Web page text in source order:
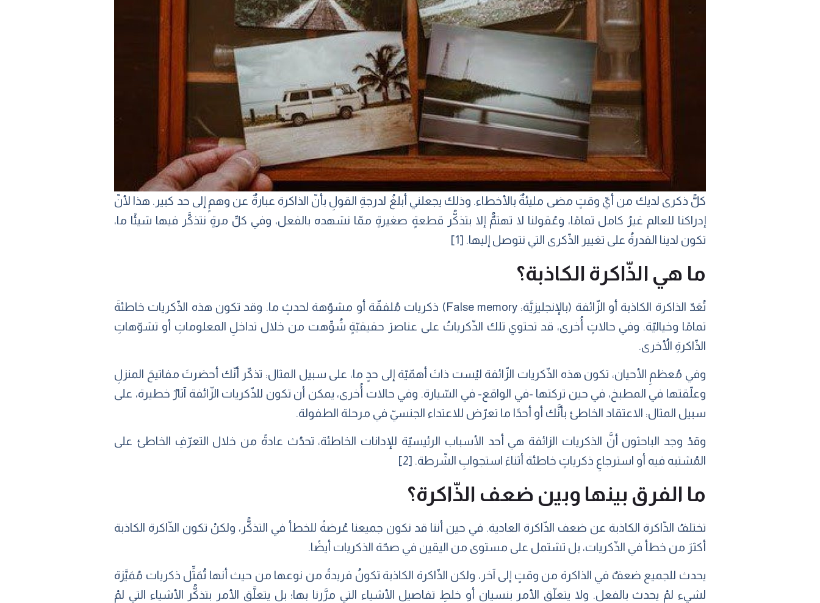
كلُّ ذكرى لديك من أيّ وقتٍ مضى مليئةٌ بالأخطاء. وذلك يجعلني أبلغُ لدرجةِ القولِ بأنّ الذاكرة عبارةٌ عن وهمٍ إلى حد كبير. هذا لأنّ
إدراكنا للعالم غيرُ كامل تمامًا، وعُقولنا لا تهتمُّ إلا بتذكُّر قطعةٍ صغيرةٍ ممّا نشهده بالفعل، وفي كلِّ مرةٍ نتذكَّر فيها شيئًا ما،
تكون لدينا القدرةُ على تغيير الذّكرى التي نتوصل إليها. [1]
ما هي الذّاكرة الكاذبة؟
تُعَدّ الذاكرة الكاذبة أو الزّائفة (بالإنجليزيَّة: False memory) ذكريات مُلفقّة أو مشوّهة لحدثٍ ما. وقد تكون هذه الذّكريات خاطئةَ
تمامًا وخياليّة. وفي حالاتٍ أُخرى، قد تحتوي تلك الذّكرياتُ على عناصرَ حقيقيّةٍ شُوِّهت من خلال تداخلِ المعلوماتِ أو تشوّهاتِ
الذّاكرةِ الأُخرى.
وفي مُعظمِ الأحيان، تكون هذه الذّكريات الزّائفة ليْست ذاتَ أهمّيّة إلى حدٍ ما، على سبيل المثال: تذكّر أنّك أحضرتَ مفاتيحَ المنزلِ
وعلّقتها في المطبخ، في حين تركتها -في الواقع- في السّيارة. وفي حالات أُخرى، يمكن أن تكون للذّكريات الزّائفة آثارٌ خطيرة، على
سبيل المثال: الاعتقاد الخاطئ بأنَّك أو أحدًا ما تعرّض للاعتداء الجنسيّ في مرحلة الطفولة.
وقدْ وجد الباحثون أنَّ الذكريات الزائفة هي أحد الأسباب الرئيسيّة للإدانات الخاطئة، تحدُث عادةً من خلال التعرّفِ الخاطئ على
المُشتبه فيه أو استرجاعِ ذكرياتٍ خاطئة أثناءَ استجوابِ الشّرطة. [2]
ما الفرق بينها وبين ضعف الذّاكرة؟
تختلفُ الذّاكرة الكاذبة عن ضعف الذّاكرة العادية. في حين أننا قد نكون جميعنا عُرضةً للخطأ في التذكُّر، ولكنْ تكون الذّاكرة الكاذبة
أكثرَ من خطأ في الذّكريات، بل تشتمل على مستوى من اليقين في صحّة الذكريات أيضًا.
يحدث للجميع ضعفٌ في الذاكرة من وقتٍ إلى آخر، ولكن الذّاكرة الكاذبة تكونُ فريدةً من نوعها من حيث أنها تُمَثِّل ذكريات مُمَيَّزة
لشيء لمْ يحدث بالفعل. ولا يتعلّق الأمر بنسيانِ أو خلطِ تفاصيلِ الأشياء التي مرَّرنا بها؛ بل يتعلَّق الأمر بتذكُّر الأشياء التي لمْ